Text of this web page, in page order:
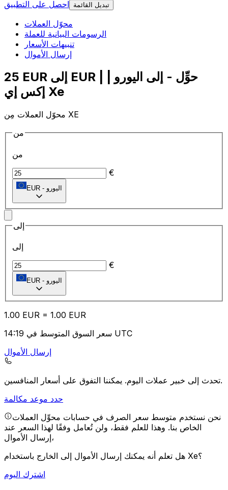
احصل على التطبيق
تبديل القائمة
محوّل العملات
الرسومات البيانية للعملة
تنبيهات الأسعار
إرسال الأموال
25 EUR إلى EUR | حوِّل - إلى اليورو |
إكس إي Xe
محوّل العملات مِن XE
من
من
€
EUR - اليورو
إلى
إلى
€
EUR - اليورو
1.00 EUR = 1.00 EUR
سعر السوق المتوسط في 14:19 UTC
إرسال الأموال
تحدث إلى خبير عملات اليوم.يمكننا التفوق على أسعار المنافسين.
حدد موعد مكالمة
نحن نستخدم متوسط سعر الصرف في حسابات محوِّل العملات
الخاص بنا. وهذا للعلم فقط، ولن تُعامل وفقًا لهذا السعر عند
إرسال الأموال،
هل تعلم أنه يمكنك إرسال الأموال إلى الخارج باستخدام Xe؟
اشترك اليوم